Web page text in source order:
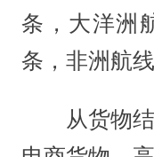
条，大洋洲
条，非洲航线
从货物结